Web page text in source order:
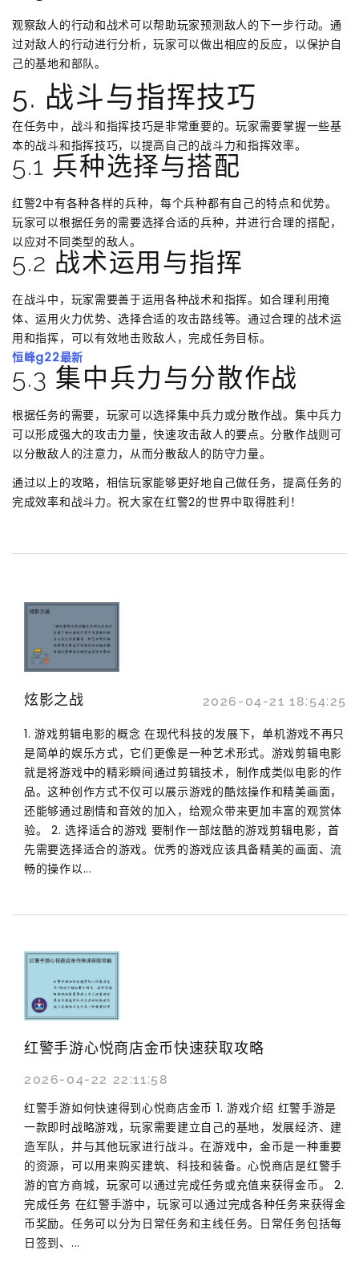
观察敌人的行动和战术可以帮助玩家预测敌人的下一步行动。通
过对敌人的行动进行分析，玩家可以做出相应的反应，以保护自
己的基地和部队。
5. 战斗与指挥技巧
在任务中，战斗和指挥技巧是非常重要的。玩家需要掌握一些基
本的战斗和指挥技巧，以提高自己的战斗力和指挥效率。
5.1 兵种选择与搭配
红警2中有各种各样的兵种，每个兵种都有自己的特点和优势。
玩家可以根据任务的需要选择合适的兵种，并进行合理的搭配，
以应对不同类型的敌人。
5.2 战术运用与指挥
在战斗中，玩家需要善于运用各种战术和指挥。如合理利用掩
体、运用火力优势、选择合适的攻击路线等。通过合理的战术运
用和指挥，可以有效地击败敌人，完成任务目标。
恒峰g22最新
5.3 集中兵力与分散作战
根据任务的需要，玩家可以选择集中兵力或分散作战。集中兵力
可以形成强大的攻击力量，快速攻击敌人的要点。分散作战则可
以分散敌人的注意力，从而分散敌人的防守力量。
通过以上的攻略，相信玩家能够更好地自己做任务，提高任务的
完成效率和战斗力。祝大家在红警2的世界中取得胜利！
炫影之战 2026-04-21 18:54:25
1. 游戏剪辑电影的概念 在现代科技的发展下，单机游戏不再只
是简单的娱乐方式，它们更像是一种艺术形式。游戏剪辑电影
就是将游戏中的精彩瞬间通过剪辑技术，制作成类似电影的作
品。这种创作方式不仅可以展示游戏的酷炫操作和精美画面，
还能够通过剧情和音效的加入，给观众带来更加丰富的观赏体
验。 2. 选择适合的游戏 要制作一部炫酷的游戏剪辑电影，首
先需要选择适合的游戏。优秀的游戏应该具备精美的画面、流
畅的操作以...
红警手游心悦商店金币快速获取攻略
2026-04-22 22:11:58
红警手游如何快速得到心悦商店金币 1. 游戏介绍 红警手游是
一款即时战略游戏，玩家需要建立自己的基地，发展经济、建
造军队，并与其他玩家进行战斗。在游戏中，金币是一种重要
的资源，可以用来购买建筑、科技和装备。心悦商店是红警手
游的官方商城，玩家可以通过完成任务或充值来获得金币。 2.
完成任务 在红警手游中，玩家可以通过完成各种任务来获得金
币奖励。任务可以分为日常任务和主线任务。日常任务包括每
日签到、...